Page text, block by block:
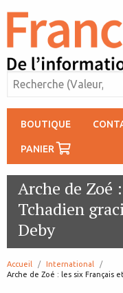
BOUTIQUE
PANIER
Arche de Zoé
Tchadien
Deby
Accueil
International
page:
Arche de Zoé : les six Français